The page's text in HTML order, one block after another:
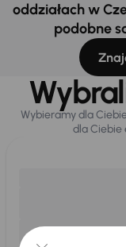
oddziałach w
podobne
Wybieramy dla
dla Ciebie